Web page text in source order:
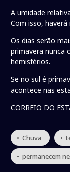
A umidade
Com isso, haverá
Os dias serão
primavera nunca
hemisférios.
Se no sul é
acontece nas
CORREIO DO
• Chuva •
• permanecem